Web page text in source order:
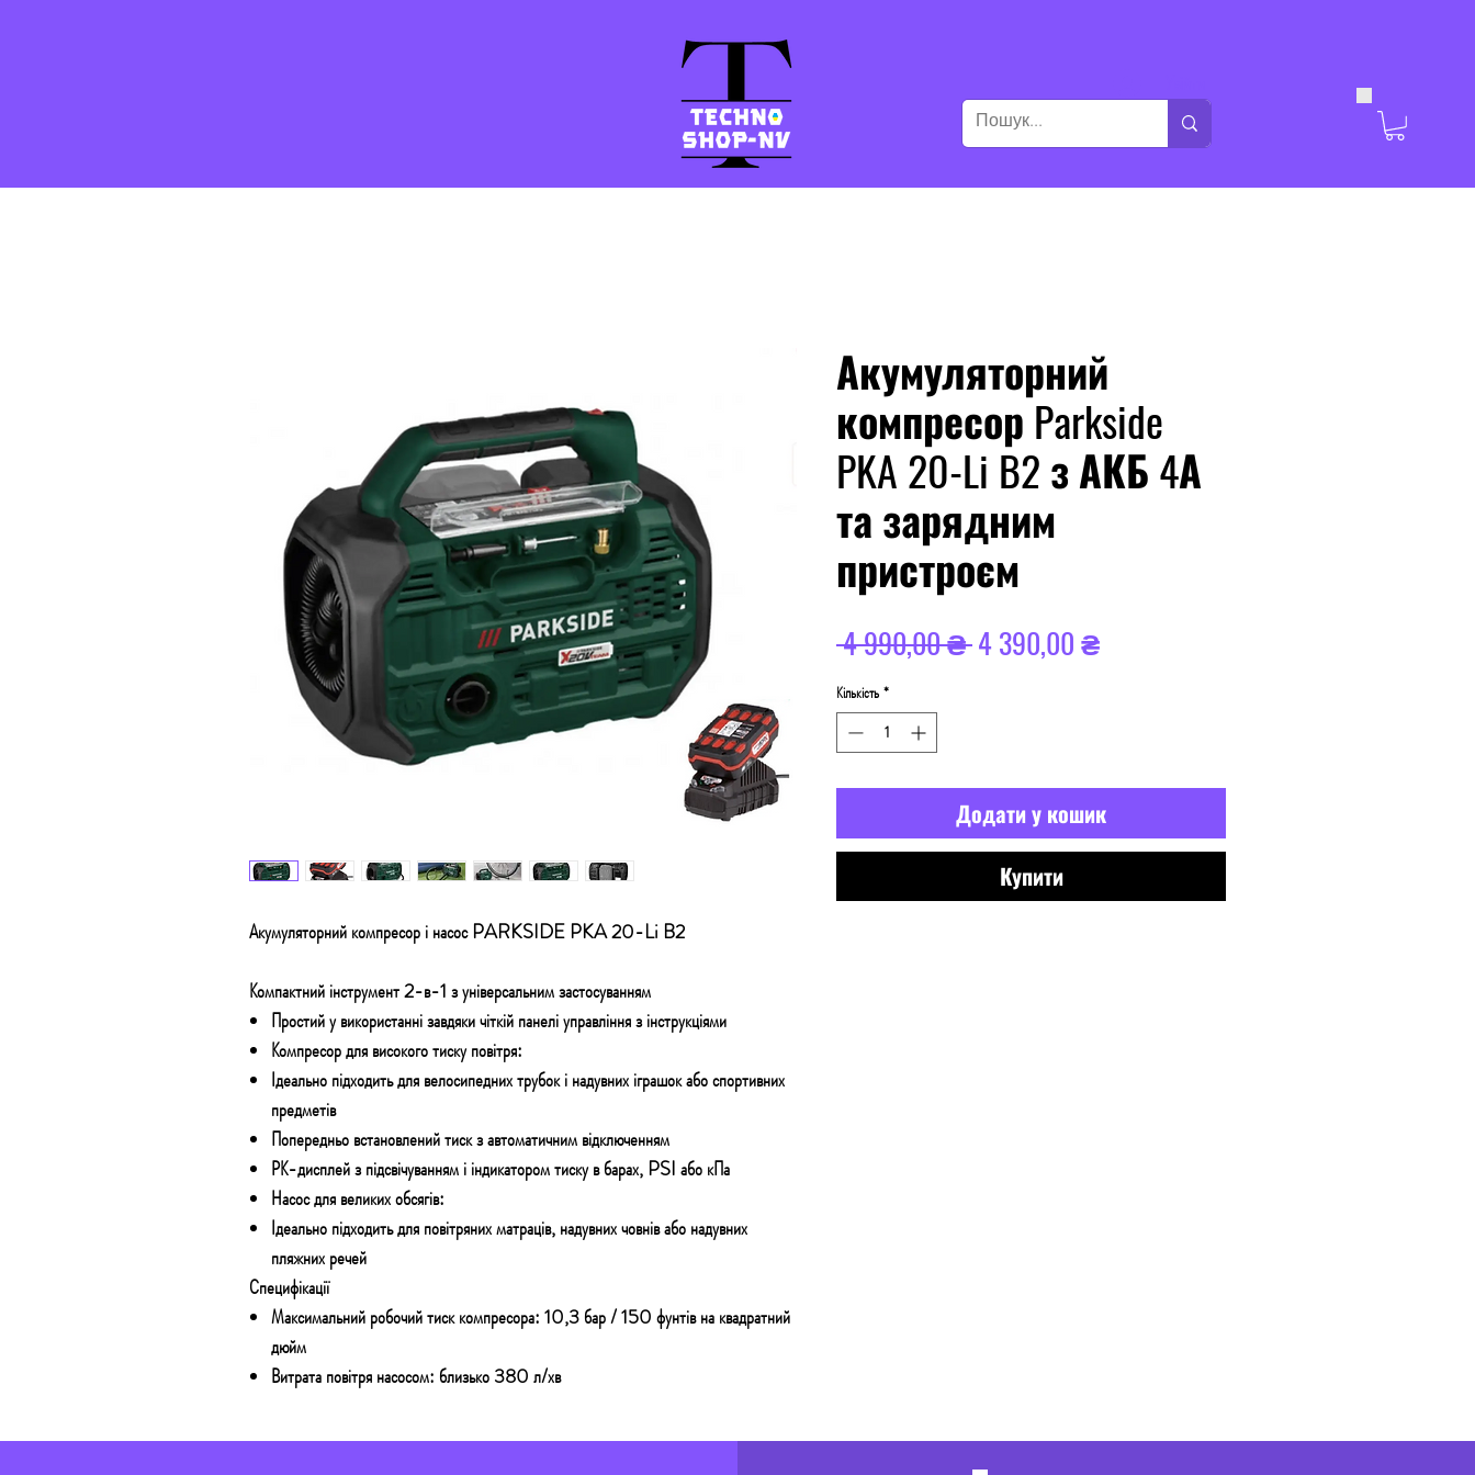
Акумуляторний компресор і насос PARKSIDE PKA 20-Li B2
Компактний інструмент 2-в-1 з універсальним застосуванням
Простий у використанні завдяки чіткій панелі управління з інструкціями
Компресор для високого тиску повітря:
Ідеально підходить для велосипедних трубок і надувних іграшок або спортивних
предметів
Попередньо встановлений тиск з автоматичним відключенням
РК-дисплей з підсвічуванням і індикатором тиску в барах, PSI або кПа
Насос для великих обсягів:
Ідеально підходить для повітряних матраців, надувних човнів або надувних
пляжних речей
Специфікації
Максимальний робочий тиск компресора: 10,3 бар / 150 фунтів на квадратний
дюйм
Витрата повітря насосом: близько 380 л/хв
Акумуляторний
компресор Parkside
PKA 20-Li B2 з АКБ 4А
та зарядним
пристроєм
4 990,00 ₴ Звичайна
4 390,00 ₴За
Кількість *
Додати у кошик
Купити